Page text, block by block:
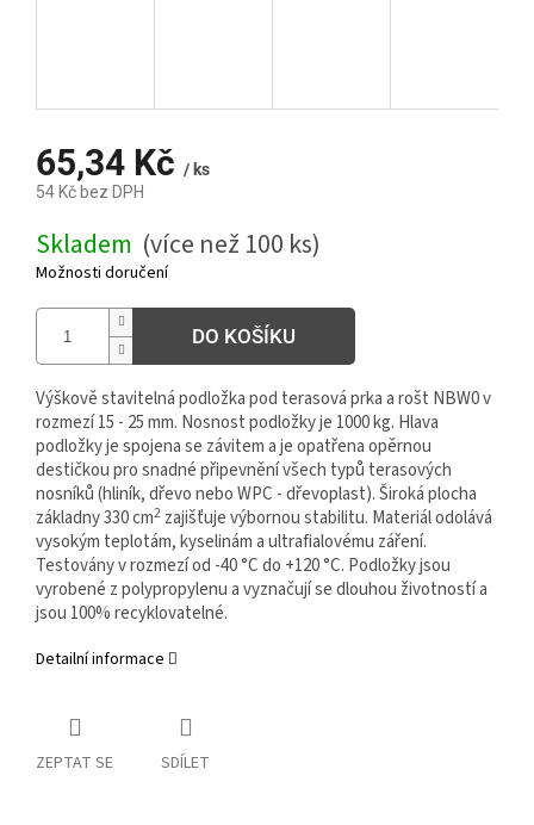
65,34 Kč / ks
54 Kč bez DPH
cena:
Skladem (více než 100 ks)
Možnosti doručení
DO KOŠÍKU
Výškově stavitelná podložka pod terasová prka a rošt NBW0 v
rozmezí 15 - 25 mm. Nosnost podložky je 1000 kg. Hlava
podložky je spojena se závitem a je opatřena opěrnou
destičkou pro snadné připevnění všech typů terasových
nosníků (hliník, dřevo nebo WPC - dřevoplast). Široká plocha
základny 330 cm2 zajišťuje výbornou stabilitu. Materiál odolává
vysokým teplotám, kyselinám a ultrafialovému záření.
Testovány v rozmezí od -40 °C do +120 °C. Podložky jsou
vyrobené z polypropylenu a vyznačují se dlouhou životností a
jsou 100% recyklovatelné.
Detailní informace
ZEPTAT SE SDÍLET